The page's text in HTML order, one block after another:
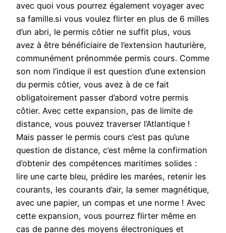
avec quoi vous pourrez également voyager avec
sa famille.si vous voulez flirter en plus de 6 milles
d’un abri, le permis côtier ne suffit plus, vous
avez à être bénéficiaire de l’extension hauturière,
communément prénommée permis cours. Comme
son nom l’indique il est question d’une extension
du permis côtier, vous avez à de ce fait
obligatoirement passer d’abord votre permis
côtier. Avec cette expansion, pas de limite de
distance, vous pouvez traverser l’Atlantique !
Mais passer le permis cours c’est pas qu’une
question de distance, c’est même la confirmation
d’obtenir des compétences maritimes solides :
lire une carte bleu, prédire les marées, retenir les
courants, les courants d’air, la semer magnétique,
avec une papier, un compas et une norme ! Avec
cette expansion, vous pourrez flirter même en
cas de panne des moyens électroniques et